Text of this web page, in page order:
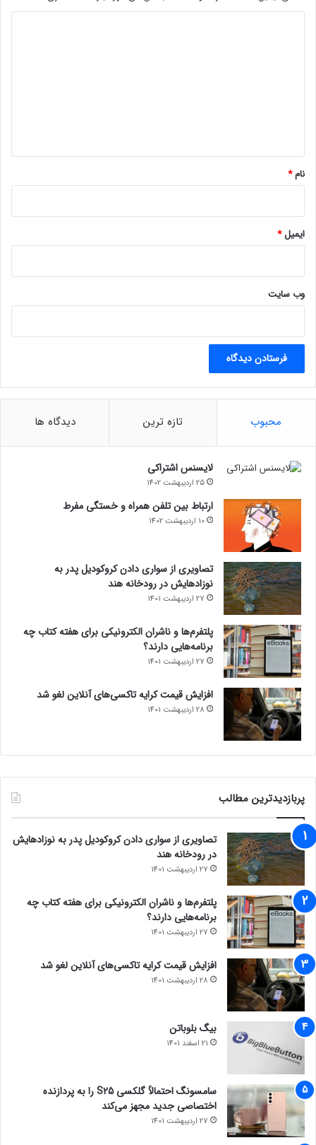
نام*
ایمیل*
وب‌ سایت
محبوب تازه ترین دیدگاه ها
لایسنس اشتراکی
25 اردیبهشت 1402
ارتباط بین تلفن همراه و خستگی مفرط
10 اردیبهشت 1402
تصاویری از سواری دادن کروکودیل پدر به
نوزادهایش در رودخانه هند
27 اردیبهشت 1401
پلتفرم‌ها و ناشران الکترونیکی برای هفته کتاب چه
برنامه‌هایی دارند؟
27 اردیبهشت 1401
افزایش قیمت کرایه تاکسی‌های آنلاین لغو شد
28 اردیبهشت 1401
پربازدیدترین مطالب
تصاویری از سواری دادن کروکودیل پدر به نوزادهایش
در رودخانه هند
27 اردیبهشت 1401
پلتفرم‌ها و ناشران الکترونیکی برای هفته کتاب چه
برنامه‌هایی دارند؟
27 اردیبهشت 1401
افزایش قیمت کرایه تاکسی‌های آنلاین لغو شد
28 اردیبهشت 1401
بیگ بلوباتن
21 اسفند 1401
سامسونگ احتمالاً گلکسی S25 را به پردازنده
اختصاصی جدید مجهز می‌کند
27 اردیبهشت 1401